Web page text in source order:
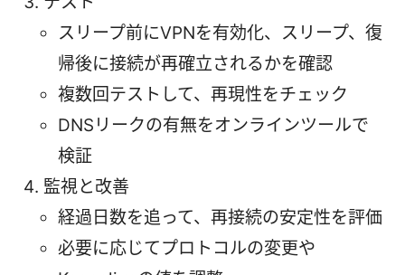
スリープ前にVPNを有効化、スリープ、復
帰後に接続が再確立されるかを確認
複数回テストして、再現性をチェック
DNSリークの有無をオンラインツールで
検証
監視と改善
経過日数を追って、再接続の安定性を評価
必要に応じてプロトコルの変更や